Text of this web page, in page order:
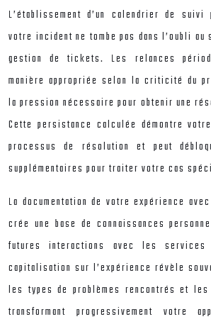
L’établissement d’un calendrier de
votre incident ne tombe pas dans l’oubli au
gestion de tickets. Les relances
manière appropriée selon la criticité du
la pression nécessaire pour obtenir une
Cette persistance calculée démontre
processus de résolution et peut
supplémentaires pour traiter votre cas
La documentation de votre expérience
crée une base de connaissances
futures interactions avec les services
capitalisation sur l’expérience révèle
les types de problèmes rencontrés et
transformant progressivement votre